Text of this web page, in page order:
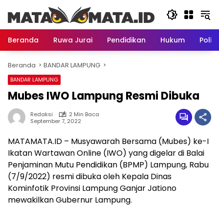
konten
Beranda
Ruwa Jurai Pendidikan Hukum
Beranda BANDAR LAMPUNG
BANDAR LAMPUNG
Mubes IWO Lampung Resmi Dibuka
Redaksi
2 Min Baca
September 7, 2022
MATAMATA.ID – Musyawarah Bersama (Mubes) ke-I
Ikatan Wartawan Online (IWO) yang digelar di Balai
Penjaminan Mutu Pendidikan (BPMP) Lampung, Rabu
(7/9/2022) resmi dibuka oleh Kepala Dinas
Kominfotik Provinsi Lampung Ganjar Jationo
mewakilkan Gubernur Lampung.